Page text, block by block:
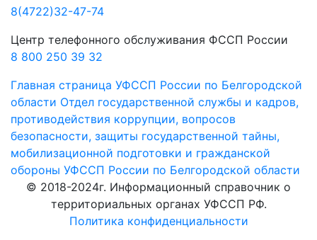
8(4722)32-47-74
Центр телефонного обслуживания ФССП России
8 800 250 39 32
Главная страница УФССП России по Белгородской
области Отдел государственной службы и кадров,
противодействия коррупции, вопросов
безопасности, защиты государственной тайны,
мобилизационной подготовки и гражданской
обороны УФССП России по Белгородской области
© 2018-2024г. Информационный справочник о
территориальных органах УФССП РФ.
Политика конфиденциальности